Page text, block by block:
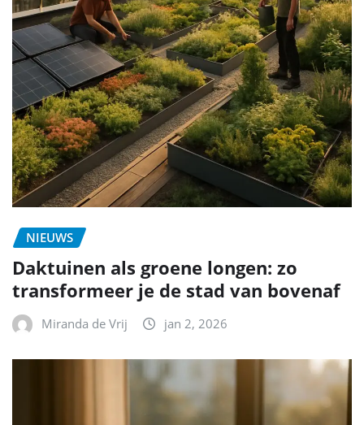
NIEUWS
Daktuinen als groene longen: zo
transformeer je de stad van bovenaf
Miranda de Vrij jan 2, 2026